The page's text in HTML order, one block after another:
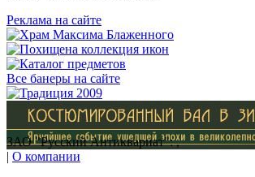
Реклама на сайте
Все банеры на сайте
ЗАО "Русский Антиквариат": ,
| О компании